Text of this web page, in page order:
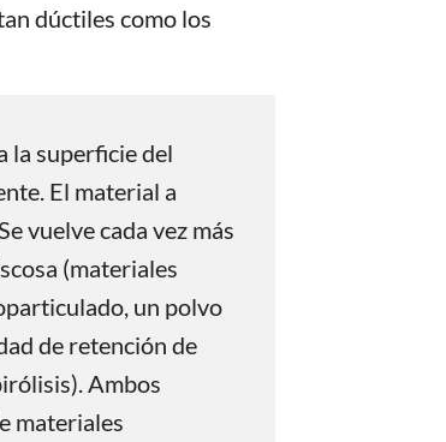
dúctiles como los
la superficie del
El material a
vuelve cada vez más
(materiales
un polvo
de retención de
Ambos
materiales